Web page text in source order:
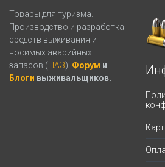
Товары для туризма.
Производство и разработка
средств выживания и
носимых аварийных
запасов (НАЗ). Форум и
Блоги выживальщиков.